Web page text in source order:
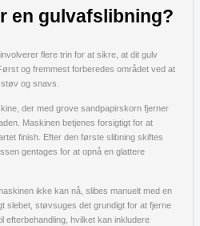
en gulvafslibning?
flere trin for at sikre, at dit gulv
og fremmest forberedes området ved at
og snavs.
der med grove sandpapirskorn fjerner
Maskinen betjenes forsigtigt for at
finish. Efter den første slibning skiftes
gentages for at opnå en glattere
ikke kan nå, slibes manuelt med en
slebet, støvsuges det grundigt for at fjerne
efterbehandling, hvilket kan inkludere